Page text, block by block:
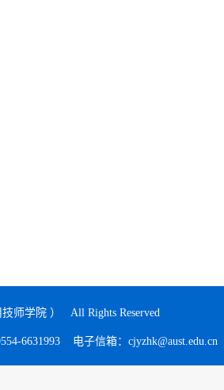
师学院 ） All Rights Reserved
6631993 电子信箱：cjyzhk@aust.edu.cn